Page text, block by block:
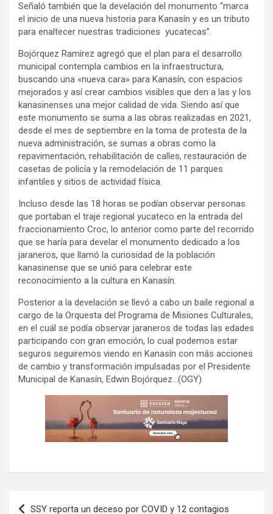
Señaló también que la develación del monumento “marca
el inicio de una nueva historia para Kanasín y es un tributo
para enaltecer nuestras tradiciones yucatecas”.
Bojórquez Ramírez agregó que el plan para el desarrollo
municipal contempla cambios en la infraestructura,
buscando una «nueva cara» para Kanasín, con espacios
mejorados y así crear cambios visibles que den a las y los
kanasinenses una mejor calidad de vida. Siendo así que
este monumento se suma a las obras realizadas en 2021,
desde el mes de septiembre en la toma de protesta de la
nueva administración, se sumas a obras como la
repavimentación, rehabilitación de calles, restauración de
casetas de policía y la remodelación de 11 parques
infantiles y sitios de actividad física.
Incluso desde las 18 horas se podían observar personas
que portaban el traje regional yucateco en la entrada del
fraccionamiento Croc, lo anterior como parte del recorrido
que se haría para develar el monumento dedicado a los
jaraneros, que llamó la curiosidad de la población
kanasinense que se unió para celebrar este
reconocimiento a la cultura en Kanasín.
Posterior a la develación se llevó a cabo un baile regional a
cargo de la Orquesta del Programa de Misiones Culturales,
en el cuál se podía observar jaraneros de todas las edades
participando con gran emoción, lo cual podemos estar
seguros seguiremos viendo en Kanasín con más acciones
de cambio y transformación impulsadas por el Presidente
Municipal de Kanasín, Edwin Bojórquez…(OGY)
Navegación
SSY reporta un deceso por COVID y 12 contagios